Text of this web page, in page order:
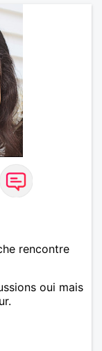
rencontre
oui mais